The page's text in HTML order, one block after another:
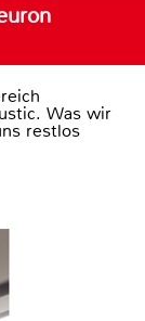
Was wir
restlos